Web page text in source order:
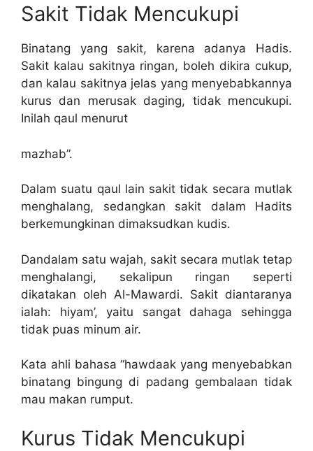
Sakit Tidak Mencukupi
Binatang yang sakit, karena adanya Hadis.
Sakit kalau sakitnya ringan, boleh dikira cukup,
dan kalau sakitnya jelas yang menyebabkannya
kurus dan merusak daging, tidak mencukupi.
Inilah qaul menurut
mazhab”.
Dalam suatu qaul lain sakit tidak secara mutlak
menghalang, sedangkan sakit dalam Hadits
berkemungkinan dimaksudkan kudis.
Dandalam satu wajah, sakit secara mutlak tetap
menghalangi, sekalipun ringan seperti
dikatakan oleh Al-Mawardi. Sakit diantaranya
ialah: hiyam’, yaitu sangat dahaga sehingga
tidak puas minum air.
Kata ahli bahasa “hawdaak yang menyebabkan
binatang bingung di padang gembalaan tidak
mau makan rumput.
Kurus Tidak Mencukupi